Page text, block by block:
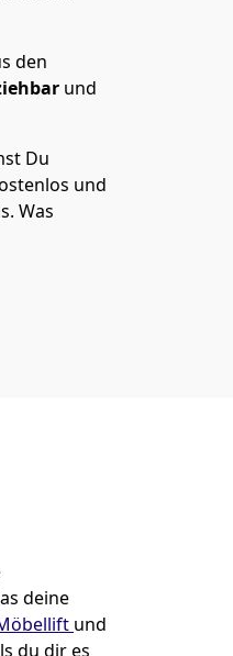
den
und
Du
und
Was
deine
und
du dir es